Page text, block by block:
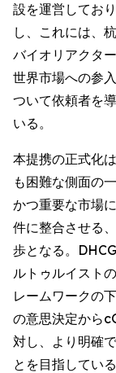
設を運営してお
し、これには、
バイオリアクタ
世界市場への参
ついて依頼者を
いる。
本提携の正式化
も困難な側面の
かつ重要な市場
件に整合させる
歩となる。
ルトゥルイスト
レームワークの
の意思決定から
対し、より明確
とを目指している